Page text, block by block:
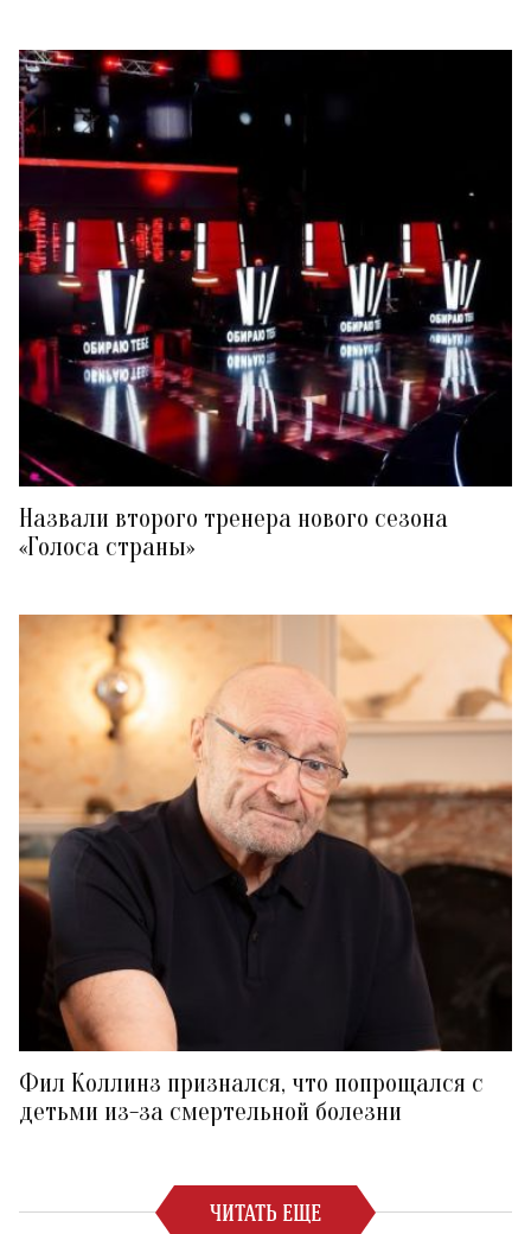
Назвали второго тренера нового сезона
«Голоса страны»
Фил Коллинз признался, что попрощался с
детьми из-за смертельной болезни
ЧИТАТЬ ЕЩЕ